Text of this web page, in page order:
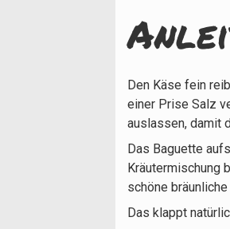
Den Käse fein
einer Prise Salz
auslassen, damit
Das Baguette
Kräutermischung
schöne
Das klappt